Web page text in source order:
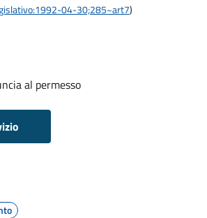
04-30;285~art7)
al permesso